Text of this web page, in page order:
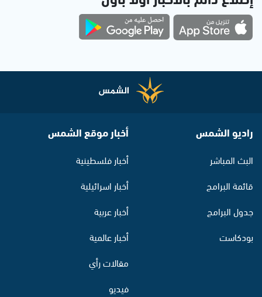
راديو الشمس
البث المباشر
قائمة البرامج
جدول البرامج
بودكاست
أخبار موقع الشمس
أخبار فلسطينية
أخبار اسرائيلية
أخبار عربية
أخبار عالمية
مقالات رأي
فيديو